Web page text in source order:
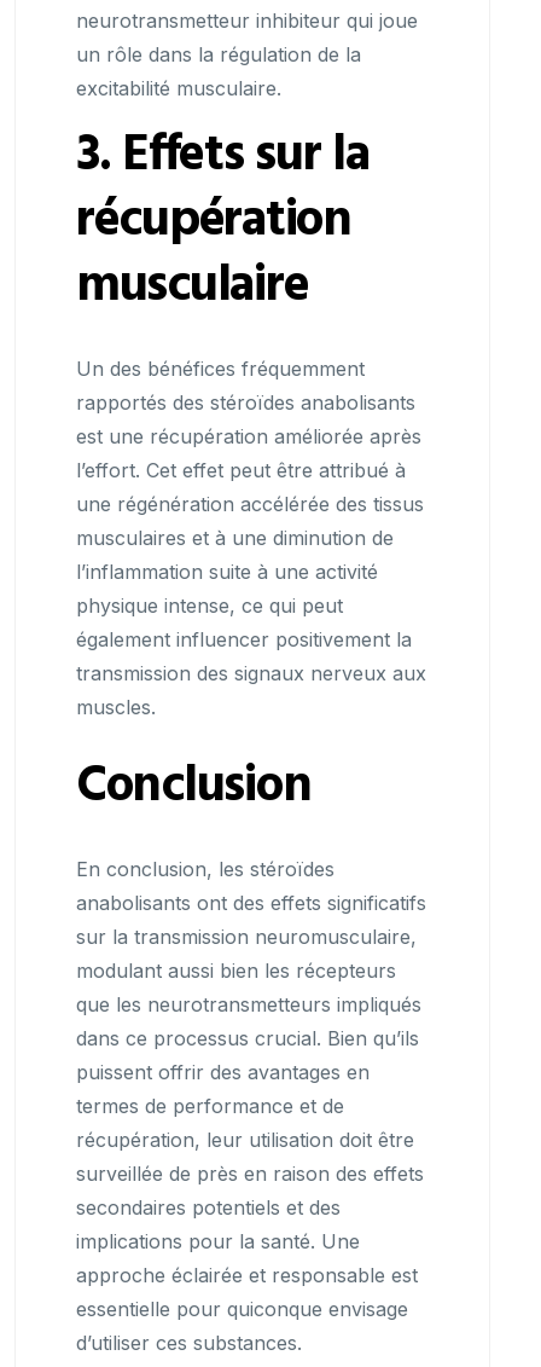
neurotransmetteur inhibiteur qui joue
un rôle dans la régulation de la
excitabilité musculaire.
3. Effets sur la
récupération
musculaire
Un des bénéfices fréquemment
rapportés des stéroïdes anabolisants
est une récupération améliorée après
l’effort. Cet effet peut être attribué à
une régénération accélérée des tissus
musculaires et à une diminution de
l’inflammation suite à une activité
physique intense, ce qui peut
également influencer positivement la
transmission des signaux nerveux aux
muscles.
Conclusion
En conclusion, les stéroïdes
anabolisants ont des effets significatifs
sur la transmission neuromusculaire,
modulant aussi bien les récepteurs
que les neurotransmetteurs impliqués
dans ce processus crucial. Bien qu’ils
puissent offrir des avantages en
termes de performance et de
récupération, leur utilisation doit être
surveillée de près en raison des effets
secondaires potentiels et des
implications pour la santé. Une
approche éclairée et responsable est
essentielle pour quiconque envisage
d’utiliser ces substances.